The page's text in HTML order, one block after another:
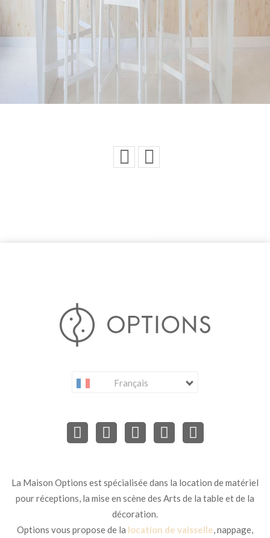
Français
La Maison Options est spécialisée dans la location de matériel
pour réceptions, la mise en scène des Arts de la table et de la
décoration.
Options vous propose de la location de vaisselle, nappage,